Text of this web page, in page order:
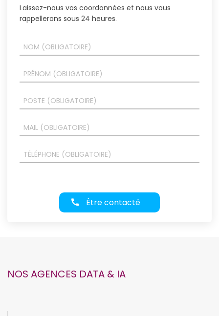
Laissez-nous vos coordonnées et nous vous
rappellerons sous 24 heures.
Être contacté
NOS AGENCES DATA & IA